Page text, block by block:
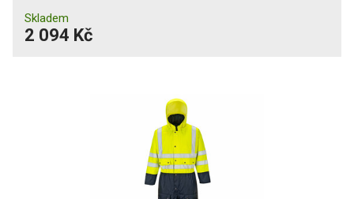
Skladem
2 094 Kč